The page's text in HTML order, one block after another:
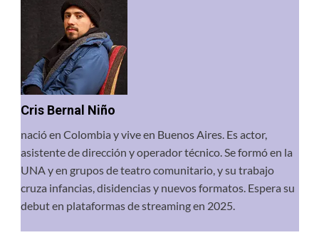
Cris Bernal Niño
nació en Colombia y vive en Buenos Aires. Es actor,
asistente de dirección y operador técnico. Se formó en la
UNA y en grupos de teatro comunitario, y su trabajo
cruza infancias, disidencias y nuevos formatos. Espera su
debut en plataformas de streaming en 2025.